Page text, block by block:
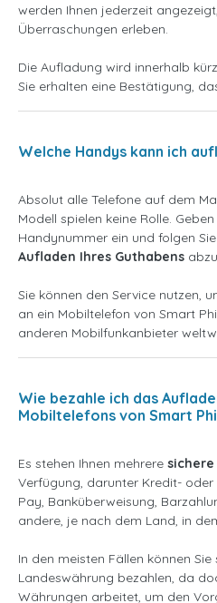
werden Ihnen jederzeit
Überraschungen erleben.
Die Aufladung wird innerhalb
Sie erhalten eine Bestätigung,
Welche Handys kann ich
Absolut alle Telefone auf dem
Modell spielen keine Rolle.
Handynummer ein und folgen
Aufladen Ihres Guthabens
Sie können den Service nutzen,
an ein Mobiltelefon von Smart
anderen Mobilfunkanbieter
Wie bezahle ich das
Mobiltelefons von Smart
Es stehen Ihnen mehrere
Verfügung, darunter Kredit-
Pay, Banküberweisung,
andere, je nach dem Land, in
In den meisten Fällen können
Landeswährung bezahlen, da
Währungen arbeitet, um den